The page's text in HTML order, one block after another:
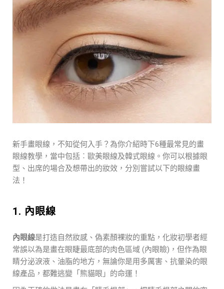
新手畫眼線，不知從何入手？為你介紹時下6種最常見的畫
眼線教學，當中包括︰歐美眼線及韓式眼線。你可以根據眼
型、出席的場合及想帶出的妝效，分別嘗試以下的眼線畫
法！
1. 內眼線
內眼線是打造自然妝感、偽素顏裸妝的重點，化妝初學者經
常誤以為是畫在眼睫最底部的肉色區域 (內眼瞼)，但作為眼
睛分泌淚液、油脂的地方，無論你是用多厲害、抗暈染的眼
線產品，都難逃變「熊貓眼」的命運！